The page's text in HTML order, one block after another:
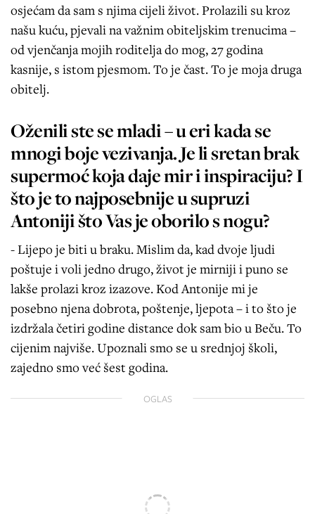
osjećam da sam s njima cijeli život. Prolazili su kroz
našu kuću, pjevali na važnim obiteljskim trenucima –
od vjenčanja mojih roditelja do mog, 27 godina
kasnije, s istom pjesmom. To je čast. To je moja druga
obitelj.
Oženili ste se mladi – u eri kada se
mnogi boje vezivanja. Je li sretan brak
supermoć koja daje mir i inspiraciju? I
što je to najposebnije u supruzi
Antoniji što Vas je oborilo s nogu?
- Lijepo je biti u braku. Mislim da, kad dvoje ljudi
poštuje i voli jedno drugo, život je mirniji i puno se
lakše prolazi kroz izazove. Kod Antonije mi je
posebno njena dobrota, poštenje, ljepota – i to što je
izdržala četiri godine distance dok sam bio u Beču. To
cijenim najviše. Upoznali smo se u srednjoj školi,
zajedno smo već šest godina.
OGLAS